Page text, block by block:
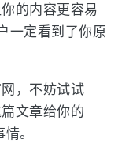
的内容更容易
一定看到了你原
，不妨试试
文章给你的
。